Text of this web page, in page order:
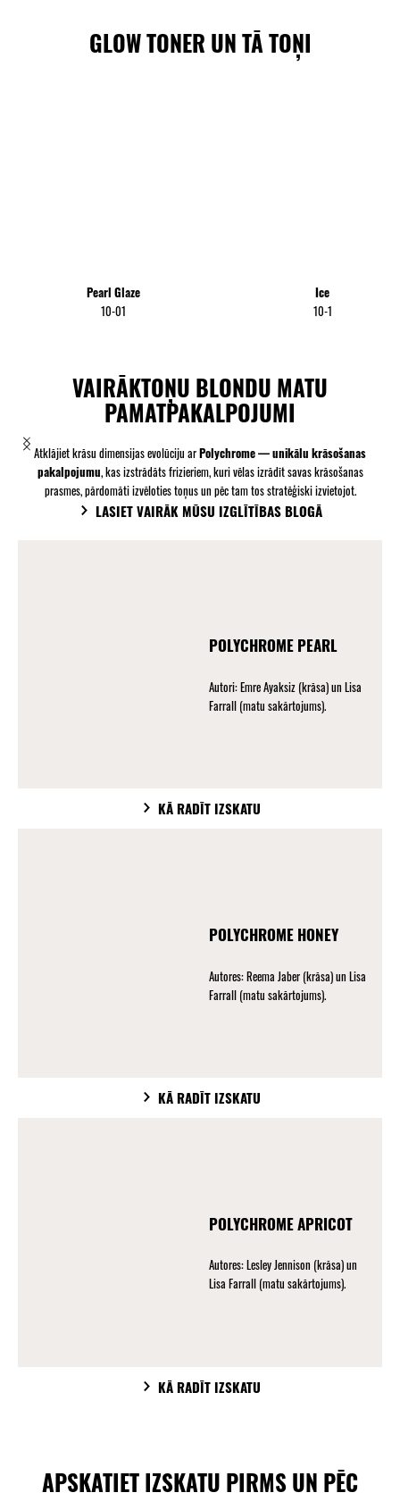
GLOW TONER UN TĀ TOŅI
Pearl Glaze
10-01
Ice
10-1
VAIRĀKTOŅU BLONDU MATU
PAMATPAKALPOJUMI
Atklājiet krāsu dimensijas evolūciju arPolychrome — unikālu krāsošanas
pakalpojumu, kas izstrādāts frizieriem, kuri vēlas izrādīt savas krāsošanas
prasmes, pārdomāti izvēloties toņus un pēc tam tos stratēģiski izvietojot.
LASIET VAIRĀK MŪSU IZGLĪTĪBAS BLOGĀ
POLYCHROME PEARL
Autori: Emre Ayaksiz (krāsa) un Lisa
Farrall (matu sakārtojums).
KĀ RADĪT IZSKATU
POLYCHROME HONEY
Autores: Reema Jaber (krāsa) un Lisa
Farrall (matu sakārtojums).
KĀ RADĪT IZSKATU
POLYCHROME APRICOT
Autores: Lesley Jennison (krāsa) un
Lisa Farrall (matu sakārtojums).
KĀ RADĪT IZSKATU
APSKATIET IZSKATU PIRMS UN PĒC